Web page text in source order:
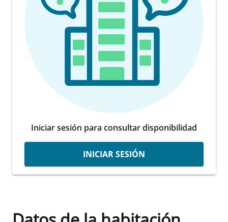
Iniciar sesión para consultar disponibilidad
INICIAR SESIÓN